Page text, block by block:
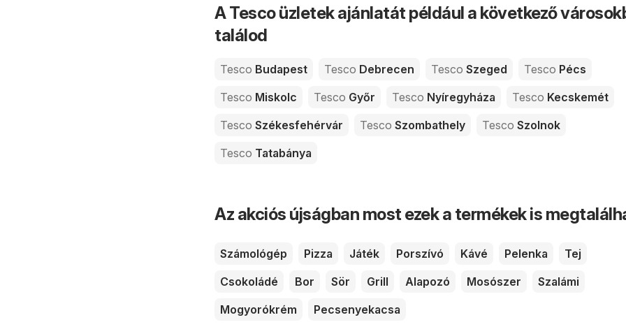
A Tesco üzletek ajánlatát például a következő
találod
Tesco Budapest Tesco Debrecen Tesco Szeged Tesco Pécs
Tesco Miskolc Tesco Győr Tesco Nyíregyháza Tesco Kecskemét
Tesco Székesfehérvár Tesco Szombathely Tesco Szolnok
Tesco Tatabánya
Az akciós újságban most ezek a termékek is
Számológép Pizza Játék Porszívó Kávé Pelenka
Tej
Csokoládé
Bor Sör Grill Alapozó Mosószer
Szalámi
Mogyorókrém
Pecsenyekacsa